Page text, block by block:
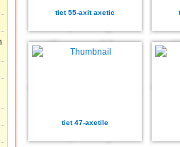
tiet 55-axit axetic
tiet 47-axetile